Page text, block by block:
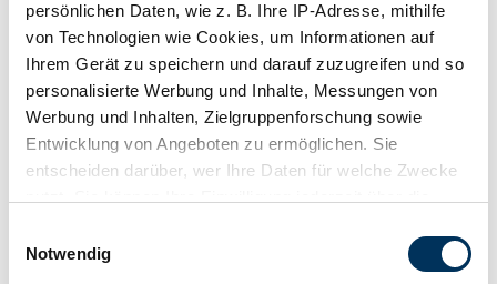
persönlichen Daten, wie z. B. Ihre IP-Adresse, mithilfe
von Technologien wie Cookies, um Informationen auf
Ihrem Gerät zu speichern und darauf zuzugreifen und so
personalisierte Werbung und Inhalte, Messungen von
Werbung und Inhalten, Zielgruppenforschung sowie
Entwicklung von Angeboten zu ermöglichen. Sie
entscheiden darüber, wer Ihre Daten für welche Zwecke
Trigger Symbol ändern oder widerrufen
Notwendig
1975 | Volkswagen Beetle 1303
by auction. Estimate 7500 EUR